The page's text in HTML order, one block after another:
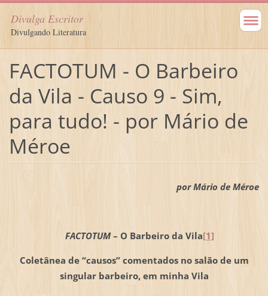
Divulga Escritor
Divulgando Literatura
FACTOTUM - O Barbeiro
da Vila - Causo 9 - Sim,
para tudo! - por Mário de
Méroe
por Mário de Méroe
FACTOTUM– O Barbeiro da Vila[1]
Coletânea de “causos” comentados no salão de um
singular barbeiro, em minha Vila